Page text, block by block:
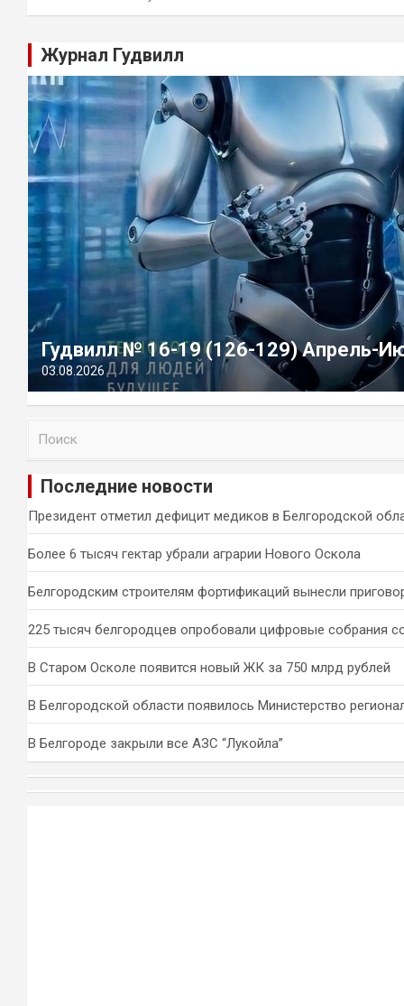
Журнал Гудвилл
Гудвилл № 16-19 (126-129) Апрель-
03.08.2026
и
Последние новости
Президент отметил дефицит медиков в Белгородской
Более 6 тысяч гектар убрали аграрии Нового Оскола
Белгородским строителям фортификаций вынесли
225 тысяч белгородцев опробовали цифровые собрания
В Старом Осколе появится новый ЖК за 750 млрд рублей
В Белгородской области появилось Министерство
В Белгороде закрыли все АЗС “Лукойла”